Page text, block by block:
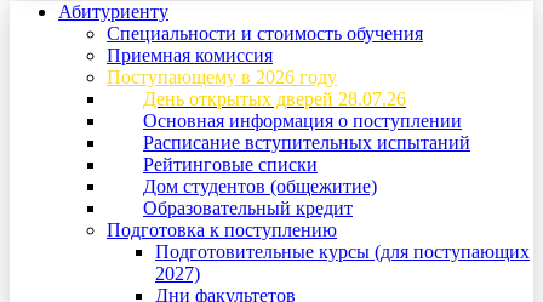
Абитуриенту
Специальности и стоимость обучения
Приемная комиссия
Поступающему в 2026 году
День открытых дверей 28.07.26
Основная информация о поступлении
Расписание вступительных испытаний
Рейтинговые списки
Дом студентов (общежитие)
Образовательный кредит
Подготовка к поступлению
Подготовительные курсы (для поступающих
2027)
Дни факультетов